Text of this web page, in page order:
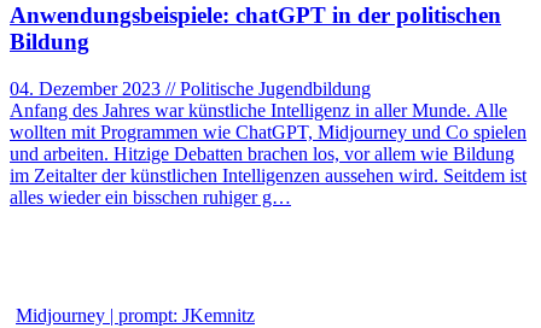
Anwendungsbeispiele: chatGPT in der politischen
Bildung
04. Dezember 2023 // Politische Jugendbildung
Anfang des Jahres war künstliche Intelligenz in aller Munde. Alle
wollten mit Programmen wie ChatGPT, Midjourney und Co spielen
und arbeiten. Hitzige Debatten brachen los, vor allem wie Bildung
im Zeitalter der künstlichen Intelligenzen aussehen wird. Seitdem ist
alles wieder ein bisschen ruhiger g…
Midjourney | prompt: JKemnitz